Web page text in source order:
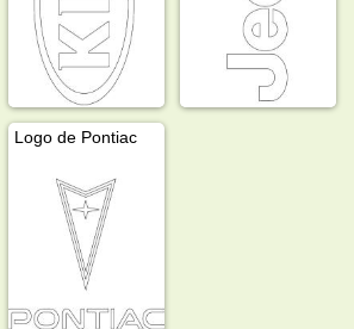
Logo de Pontiac